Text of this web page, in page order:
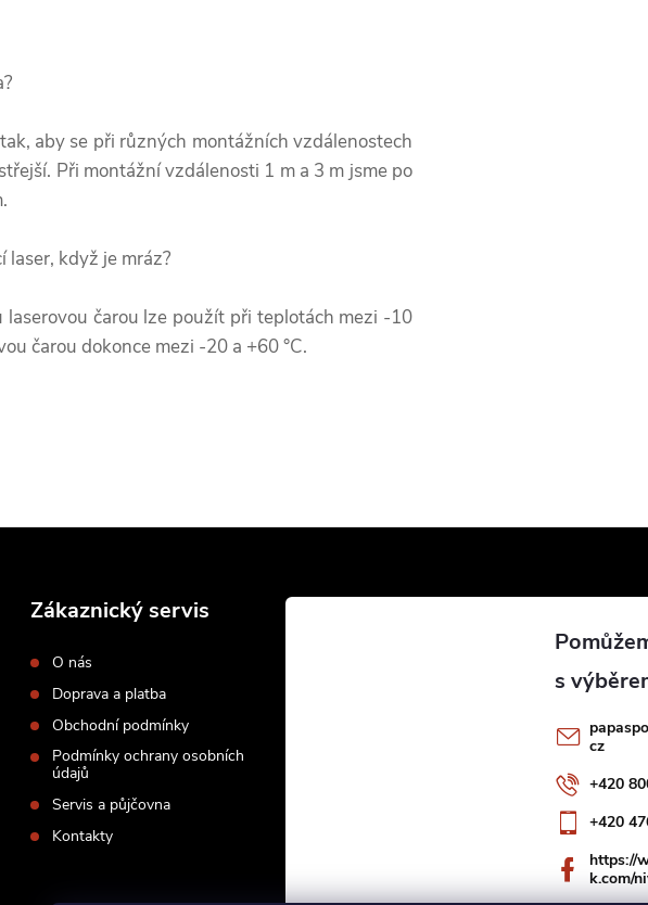
aby se při různých montážních vzdálenostech
Při montážní vzdálenosti 1 m a 3 m jsme po
laser, když je mráz?
laserovou čarou lze použít při teplotách mezi -10
čarou dokonce mezi -20 a +60 °C.
Zákaznický servis
O nás
Doprava a platba
Obchodní podmínky
Podmínky ochrany osobních
údajů
Servis a půjčovna
Kontakty
cz
+420
+420
https://
k.com/